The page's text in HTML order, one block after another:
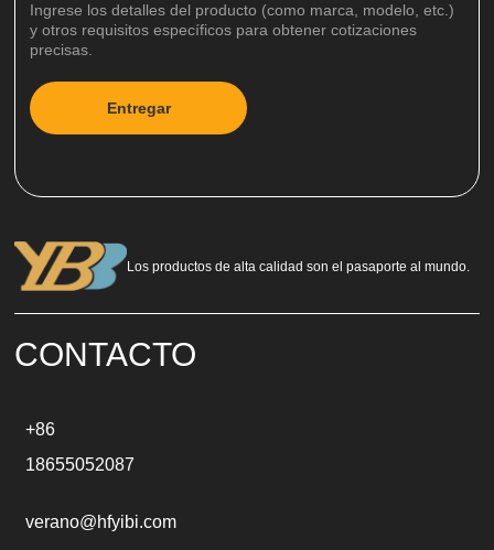
Los productos de alta calidad son el pasaporte al mundo.
CONTACTO
+86
18655052087
verano@hfyibi.com
Ingrese los detalles del producto (como marca, modelo, etc.)
y otros requisitos específicos para obtener cotizaciones
precisas.
Entregar
e
n
a
e
: